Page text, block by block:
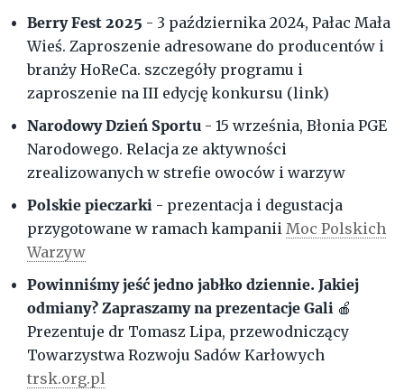
Berry Fest 2025 - 3 października 2024, Pałac Mała
Wieś. Zaproszenie adresowane do producentów i
branży HoReCa. szczegóły programu i
zaproszenie na III edycję konkursu (link)
Narodowy Dzień Sportu - 15 września, Błonia PGE
Narodowego. Relacja ze aktywności
zrealizowanych w strefie owoców i warzyw
Polskie pieczarki - prezentacja i degustacja
przygotowane w ramach kampanii Moc Polskich
Warzyw
Powinniśmy jeść jedno jabłko dziennie. Jakiej
odmiany? Zapraszamy na prezentacje Gali 🍎
Prezentuje dr Tomasz Lipa, przewodniczący
Towarzystwa Rozwoju Sadów Karłowych
trsk.org.pl